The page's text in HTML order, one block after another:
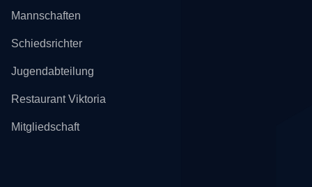
Mannschaften
Schiedsrichter
Jugendabteilung
Restaurant Viktoria
Mitgliedschaft